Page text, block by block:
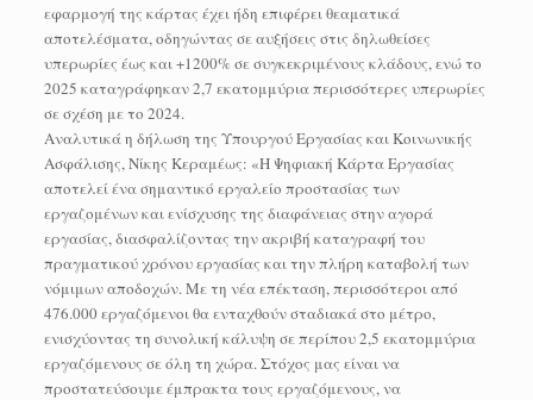
εφαρμογή της κάρτας έχει ήδη επιφέρει θεαματικά
αποτελέσματα, οδηγώντας σε αυξήσεις στις δηλωθείσες
υπερωρίες έως και +1200% σε συγκεκριμένους κλάδους, ενώ το
2025 καταγράφηκαν 2,7 εκατομμύρια περισσότερες υπερωρίες
σε σχέση με το 2024.
Αναλυτικά η δήλωση της Υπουργού Εργασίας και Κοινωνικής
Ασφάλισης, Νίκης Κεραμέως: «Η Ψηφιακή Κάρτα Εργασίας
αποτελεί ένα σημαντικό εργαλείο προστασίας των
εργαζομένων και ενίσχυσης της διαφάνειας στην αγορά
εργασίας, διασφαλίζοντας την ακριβή καταγραφή του
πραγματικού χρόνου εργασίας και την πλήρη καταβολή των
νόμιμων αποδοχών. Με τη νέα επέκταση, περισσότεροι από
476.000 εργαζόμενοι θα ενταχθούν σταδιακά στο μέτρο,
ενισχύοντας τη συνολική κάλυψη σε περίπου 2,5 εκατομμύρια
εργαζόμενους σε όλη τη χώρα. Στόχος μας είναι να
προστατεύσουμε έμπρακτα τους εργαζόμενους, να